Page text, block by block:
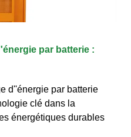
par batterie :
d''énergie par batterie
clé dans la
énergétiques durables